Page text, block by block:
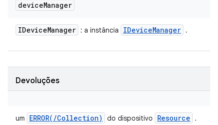
deviceManager
IDeviceManager : a instância IDeviceManager .
Devoluções
um ERROR( /Collection) do dispositivo Resource .